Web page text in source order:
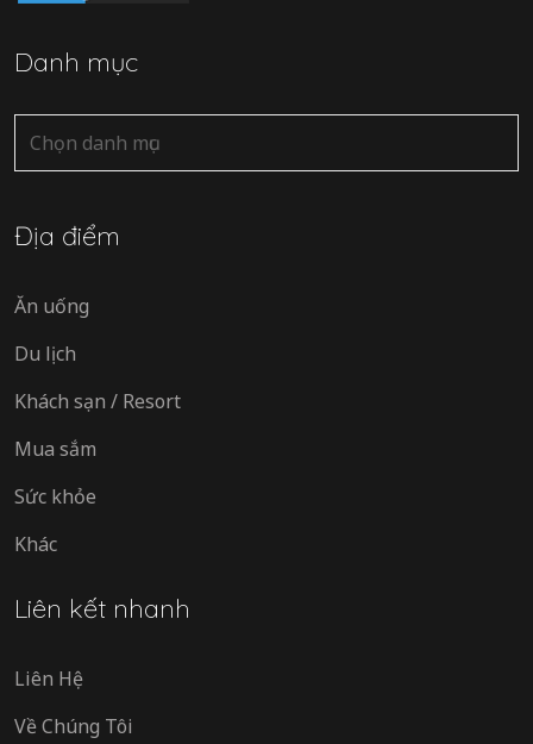
Danh mục
Danh
mục
Địa điểm
Ăn uống
Du lịch
Khách sạn / Resort
Mua sắm
Sức khỏe
Khác
Liên kết nhanh
Liên Hệ
Về Chúng Tôi